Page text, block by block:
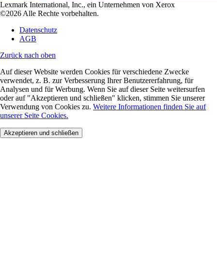
Lexmark International, Inc., ein Unternehmen von Xerox
©2026 Alle Rechte vorbehalten.
Datenschutz
AGB
Zurück nach oben
Auf dieser Website werden Cookies für verschiedene Zwecke
verwendet, z. B. zur Verbesserung Ihrer Benutzererfahrung, für
Analysen und für Werbung. Wenn Sie auf dieser Seite weitersurfen
oder auf "Akzeptieren und schließen" klicken, stimmen Sie unserer
Verwendung von Cookies zu. Weitere Informationen finden Sie auf
unserer Seite Cookies.
Akzeptieren und schließen